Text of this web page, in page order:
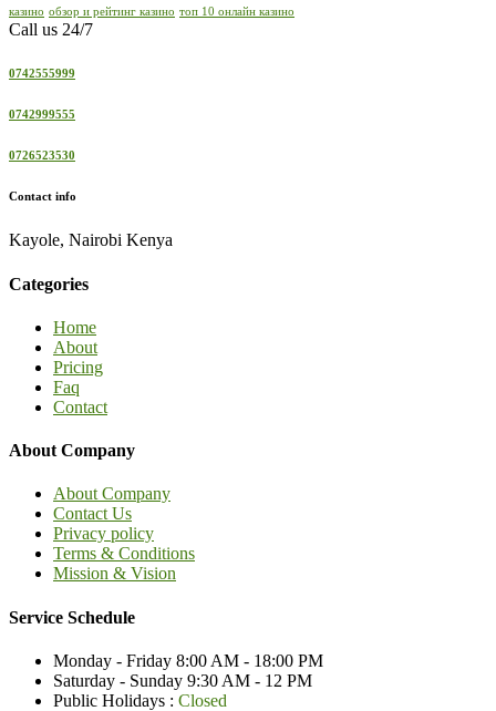
казино обзор и рейтинг казино топ 10 онлайн казино
Call us 24/7
0742555999
0742999555
0726523530
Contact info
Kayole, Nairobi Kenya
Categories
Home
About
Pricing
Faq
Contact
About Company
About Company
Contact Us
Privacy policy
Terms & Conditions
Mission & Vision
Service Schedule
Monday - Friday 8:00 AM - 18:00 PM
Saturday - Sunday 9:30 AM - 12 PM
Public Holidays : Closed